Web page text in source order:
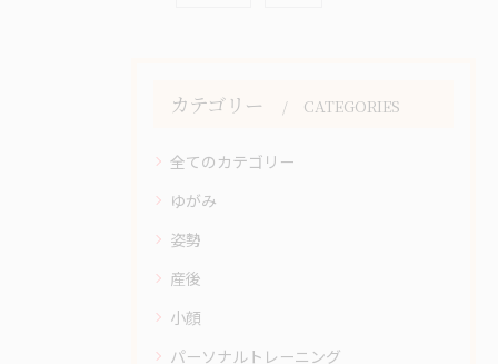
カテゴリー CATEGORIES
全てのカテゴリー
ゆがみ
姿勢
産後
小顔
パーソナルトレーニング